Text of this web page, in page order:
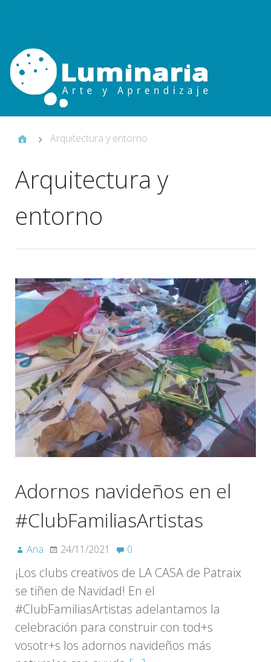
Arquitectura y entorno
Arquitectura y
entorno
Adornos navideños en el
#ClubFamiliasArtistas
Ana 24/11/2021 0
¡Los clubs creativos de LA CASA de Patraix
se tiñen de Navidad! En el
#ClubFamiliasArtistas adelantamos la
celebración para construir con tod+s
vosotr+s los adornos navideños más